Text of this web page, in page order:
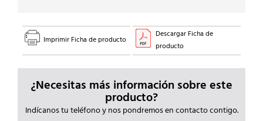
Imprimir Ficha de producto
Descargar Ficha de
producto
¿Necesitas más información sobre este
producto?
Indícanos tu teléfono y nos pondremos en contacto contigo.